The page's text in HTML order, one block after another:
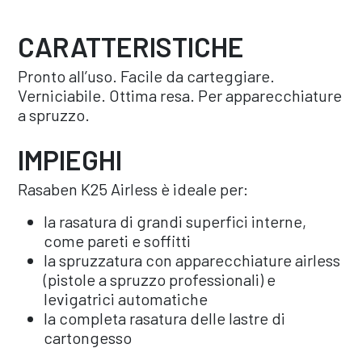
CARATTERISTICHE
Pronto all’uso. Facile da carteggiare.
Verniciabile. Ottima resa. Per apparecchiature
a spruzzo.
IMPIEGHI
Rasaben K25 Airless è ideale per:
la rasatura di grandi superfici interne,
come pareti e soffitti
la spruzzatura con apparecchiature airless
(pistole a spruzzo professionali) e
levigatrici automatiche
la completa rasatura delle lastre di
cartongesso